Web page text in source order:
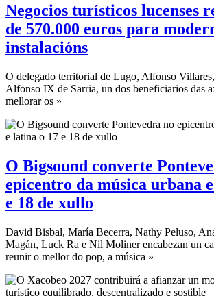
Negocios turísticos lucenses
de 570.000 euros para
instalacións
O delegado territorial de Lugo, Alfonso
Alfonso IX de Sarria, un dos beneficiarios das
mellorar os »
O Bigsound converte
epicentro da música urbana
e 18 de xullo
David Bisbal, María Becerra, Nathy Peluso,
Magán, Luck Ra e Nil Moliner encabezan un
reunir o mellor do pop, a música »